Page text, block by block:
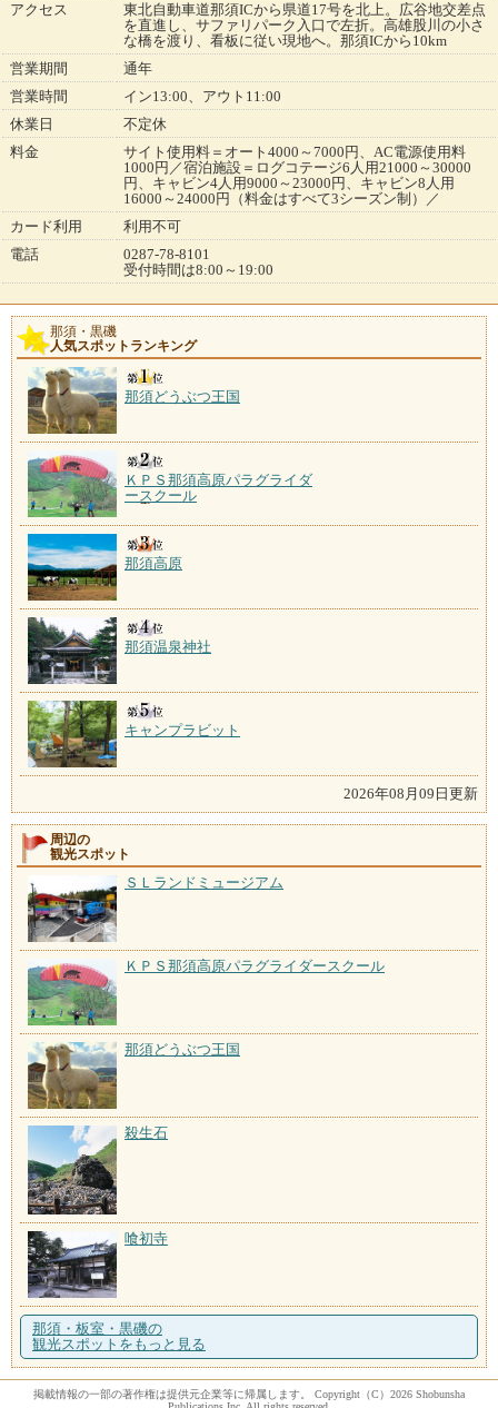
アクセス
東北自動車道那須ICから県道17号を北上。広谷地交差点
を直進し、サファリパーク入口で左折。高雄股川の小さ
な橋を渡り、看板に従い現地へ。那須ICから10km
営業期間
通年
営業時間
イン13:00、アウト11:00
休業日
不定休
料金
サイト使用料＝オート4000～7000円、AC電源使用料
1000円／宿泊施設＝ログコテージ6人用21000～30000
円、キャビン4人用9000～23000円、キャビン8人用
16000～24000円（料金はすべて3シーズン制）／
カード利用
利用不可
電話
0287-78-8101
受付時間は8:00～19:00
那須・黒磯
人気スポットランキング
那須どうぶつ王国
ＫＰＳ那須高原パラグライダ
ースクール
那須高原
那須温泉神社
キャンプラビット
2026年08月09日更新
周辺の
観光スポット
ＳＬランドミュージアム
ＫＰＳ那須高原パラグライダースクール
那須どうぶつ王国
殺生石
喰初寺
那須・板室・黒磯の
観光スポットをもっと見る
掲載情報の一部の著作権は提供元企業等に帰属します。 Copyright（C）2026 Shobunsha